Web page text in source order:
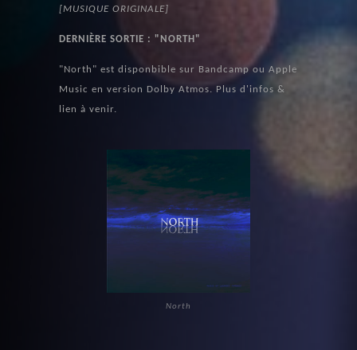
[MUSIQUE ORIGINALE]
DERNIÈRE SORTIE : "NORTH"
"North" est disponbible sur Bandcamp ou Apple
Music en version Dolby Atmos. Plus d'infos &
lien à venir.
North